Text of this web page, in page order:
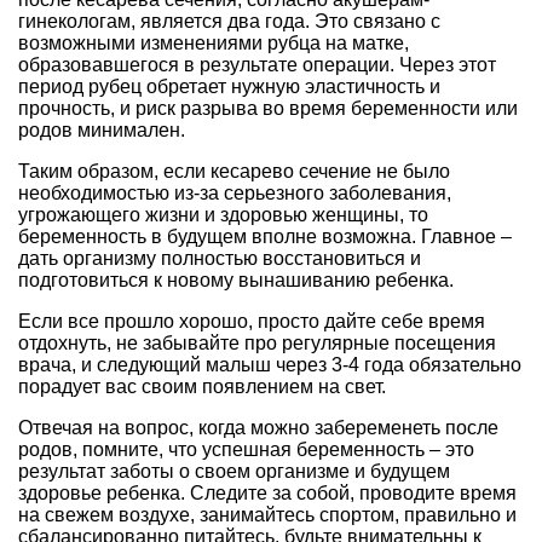
гинекологам, является два года. Это связано с
возможными изменениями рубца на матке,
образовавшегося в результате операции. Через этот
период рубец обретает нужную эластичность и
прочность, и риск разрыва во время беременности или
родов минимален.
Таким образом, если кесарево сечение не было
необходимостью из-за серьезного заболевания,
угрожающего жизни и здоровью женщины, то
беременность в будущем вполне возможна. Главное –
дать организму полностью восстановиться и
подготовиться к новому вынашиванию ребенка.
Если все прошло хорошо, просто дайте себе время
отдохнуть, не забывайте про регулярные посещения
врача, и следующий малыш через 3-4 года обязательно
порадует вас своим появлением на свет.
Отвечая на вопрос, когда можно забеременеть после
родов, помните, что успешная беременность – это
результат заботы о своем организме и будущем
здоровье ребенка. Следите за собой, проводите время
на свежем воздухе, занимайтесь спортом, правильно и
сбалансированно питайтесь, будьте внимательны к